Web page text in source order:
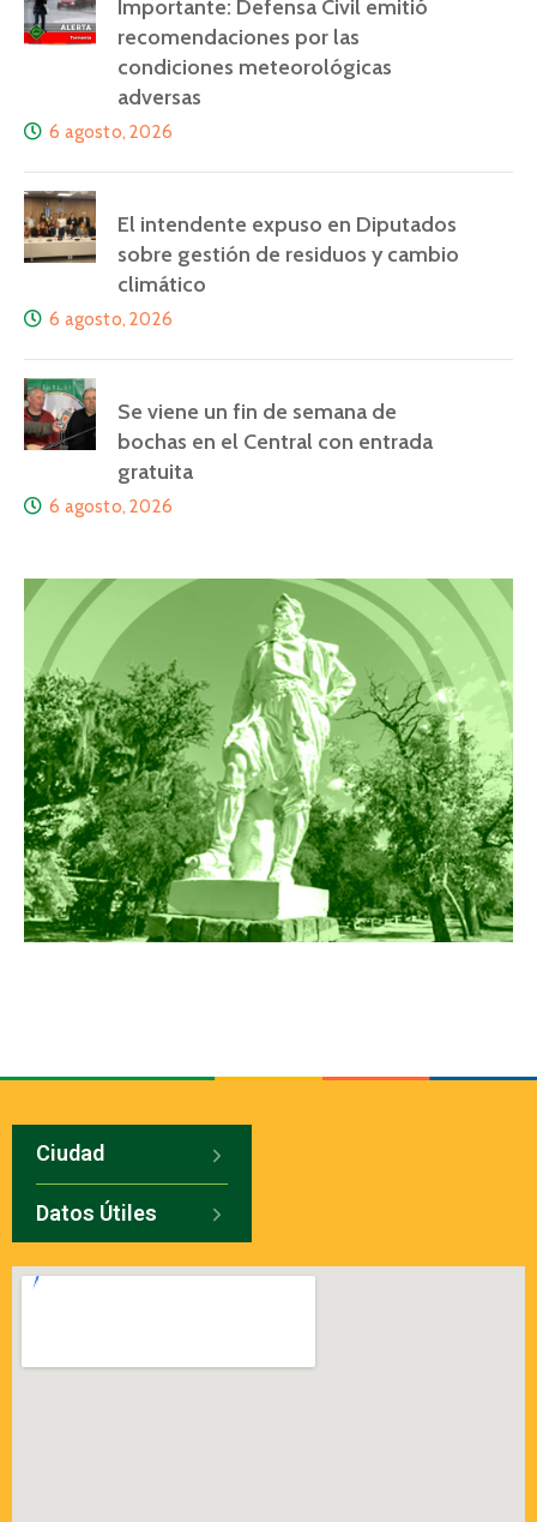
Importante: Defensa Civil emitió
recomendaciones por las
condiciones meteorológicas
adversas
6 agosto, 2026
El intendente expuso en Diputados
sobre gestión de residuos y cambio
climático
6 agosto, 2026
Se viene un fin de semana de
bochas en el Central con entrada
gratuita
6 agosto, 2026
Ciudad
Datos Útiles